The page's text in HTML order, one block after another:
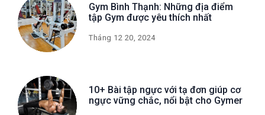
Gym Bình Thạnh: Những địa điểm
tập Gym được yêu thích nhất
Tháng 12 20, 2024
10+ Bài tập ngực với tạ đơn giúp cơ
ngực vững chắc, nổi bật cho Gymer